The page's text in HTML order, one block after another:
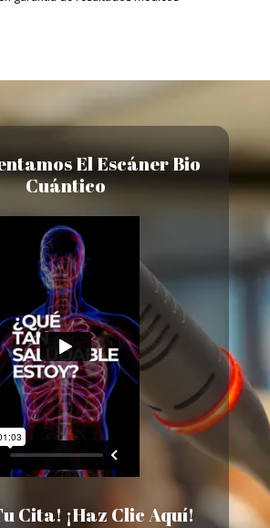
El Escáner Bio
Cuántico
Cita! ¡Haz Clic Aquí!